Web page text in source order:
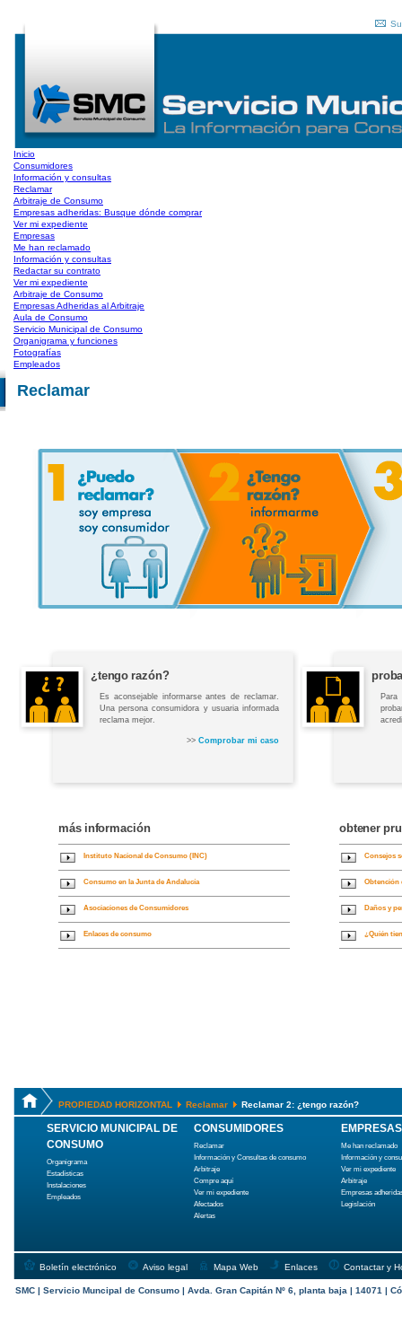
Inicio
Consumidores
Información y consultas
Reclamar
Arbitraje de Consumo
Empresas adheridas: Busque dónde comprar
Ver mi expediente
Empresas
Me han reclamado
Información y consultas
Redactar su contrato
Ver mi expediente
Arbitraje de Consumo
Empresas Adheridas al Arbitraje
Aula de Consumo
Servicio Municipal de Consumo
Organigrama y funciones
Fotografías
Empleados
Reclamar
¿tengo razón?
Es aconsejable informarse antes de reclamar.
Una persona consumidora y usuaria informada
reclama mejor.
>> Comprobar mi caso
más información
Instituto Nacional de Consumo (INC)
Consumo en la Junta de Andalucía
Asociaciones de Consumidores
Enlaces de consumo
obtener
Consejos
Obtención
Daños y
¿Quién
PROPIEDAD HORIZONTAL Reclamar Reclamar 2: ¿tengo razón?
SERVICIO MUNICIPAL DE
CONSUMO
Organigrama
Estadísticas
Instalaciones
Empleados
CONSUMIDORES
Reclamar
Información y Consultas de consumo
Arbitraje
Compre aquí
Ver mi expediente
Afectados
Alertas
EMPRESAS
Me han reclamado
Información y
Ver mi expediente
Arbitraje
Empresas
Legislación
Boletín electrónico Aviso legal Mapa Web Enlaces Contactar y
SMC | Servicio Muncipal de Consumo | Avda. Gran Capitán Nº 6, planta baja | 14071 |